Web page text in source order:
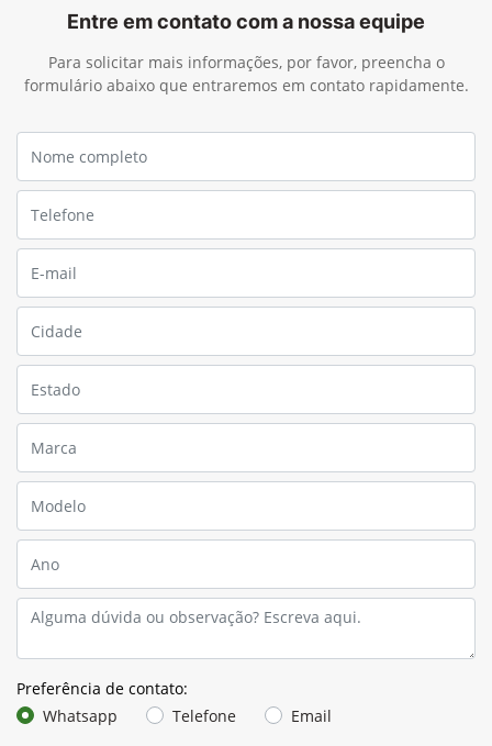
Entre em contato com a nossa equipe
Para solicitar mais informações, por favor, preencha o
formulário abaixo que entraremos em contato rapidamente.
Preferência de contato:
Whatsapp
Telefone Email